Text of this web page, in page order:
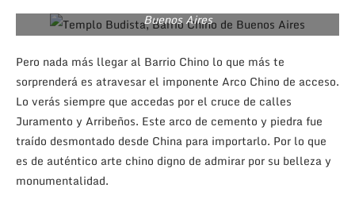
Buenos Aires
Pero nada más llegar al Barrio Chino lo que más te
sorprenderá es atravesar el imponente Arco Chino de acceso.
Lo verás siempre que accedas por el cruce de calles
Juramento y Arribeños. Este arco de cemento y piedra fue
traído desmontado desde China para importarlo. Por lo que
es de auténtico arte chino digno de admirar por su belleza y
monumentalidad.